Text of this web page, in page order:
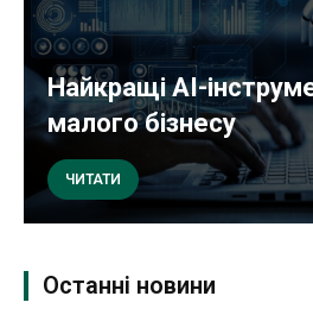
Найкращі AI-
малого бізнесу
ЧИТАТИ
Останні новини